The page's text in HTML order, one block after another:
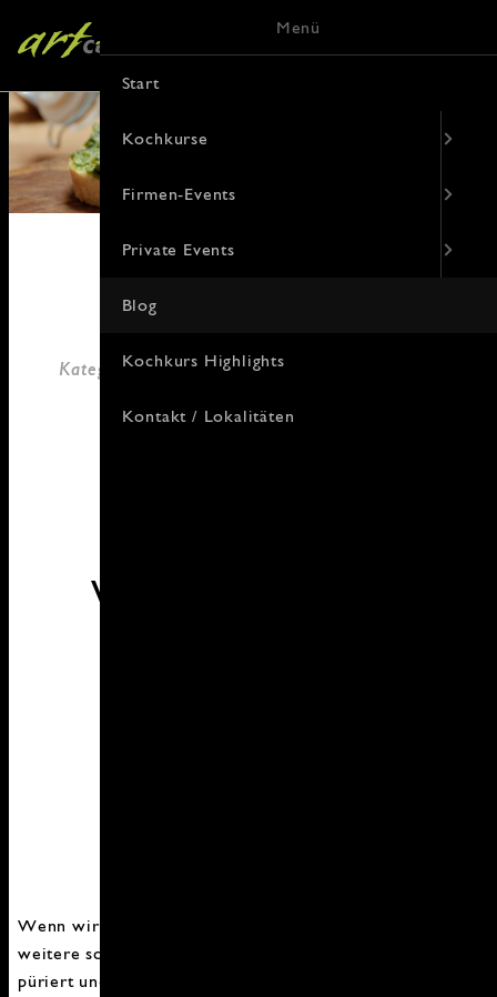
Kategorie: Aus dem Leben, Rezepte, allgemein
Vitaminbombe als
Wenn wir gerade schon bei Grünkohl sind, hier eine
weitere schnelle Idee: Grünkohl Pesto ist ruckzuck
püriert und dann ab damit aufs Brot, Cracker, zu heißer
Menü
Start
Kochkurse
Firmen-Events
Private Events
Blog
Kochkurs Highlights
Kontakt / Lokalitäten